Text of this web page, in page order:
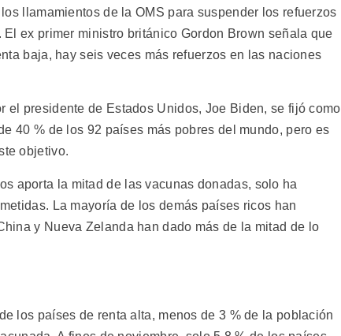
llamamientos de la OMS para suspender los refuerzos
ex primer ministro británico Gordon Brown señala que
baja, hay seis veces más refuerzos en las naciones
el presidente de Estados Unidos, Joe Biden, se fijó como
40 % de los 92 países más pobres del mundo, pero es
objetivo.
aporta la mitad de las vacunas donadas, solo ha
La mayoría de los demás países ricos han
y Nueva Zelanda han dado más de la mitad de lo
los países de renta alta, menos de 3 % de la población